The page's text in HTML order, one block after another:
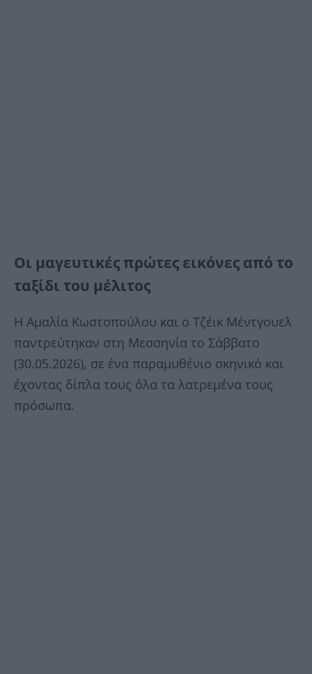
Οι μαγευτικές πρώτες εικόνες από το
ταξίδι του μέλιτος
Η Αμαλία Κωστοπούλου και ο Τζέικ Μέντγουελ
παντρεύτηκαν στη Μεσσηνία το Σάββατο
(30.05.2026), σε ένα παραμυθένιο σκηνικό και
έχοντας δίπλα τους όλα τα λατρεμένα τους
πρόσωπα.